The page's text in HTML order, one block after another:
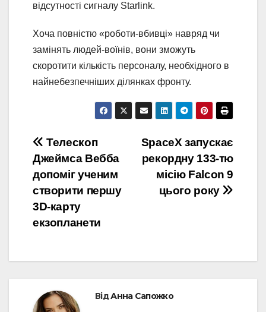
відсутності сигналу Starlink.
Хоча повністю «роботи-вбивці» навряд чи
замінять людей-воїнів, вони зможуть
скоротити кількість персоналу, необхідного в
найнебезпечніших ділянках фронту.
Навігація
записів
SpaceX запускає
рекордну 133-тю
місію Falcon 9
цього року
Телескоп
Джеймса Вебба
допоміг ученим
створити першу
3D-карту
екзопланети
ВідАнна Сапожко